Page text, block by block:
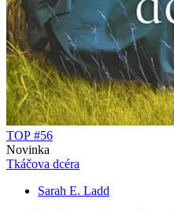
TOP #56
Novinka
Tkáčova dcéra
Sarah E. Ladd